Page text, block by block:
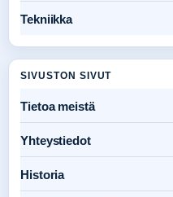
Tekniikka
SIVUSTON SIVUT
Tietoa meistä
Yhteystiedot
Historia